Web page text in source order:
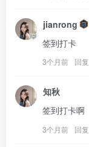
jianrong
签到打卡
3个月前 回复
知秋
签到打卡啊
3个月前 回复